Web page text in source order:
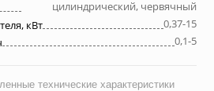
цилиндрический, червячный
кВт
0,37-15
0,1-5
технические характеристики